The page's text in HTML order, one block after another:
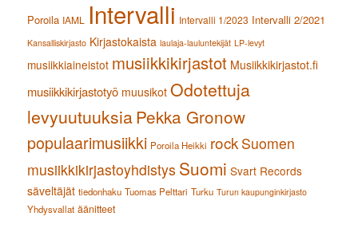
Poroila IAML Intervalli Intervalli 1/2023 Intervalli 2/2021
Kansalliskirjasto Kirjastokaista laulaja-lauluntekijät LP-levyt
musiikkiaineistot musiikkikirjastot Musiikkikirjastot.fi
musiikkikirjastotyö muusikot Odotettuja
levyuutuuksiaPekka Gronow
populaarimusiikki Poroila Heikki rock Suomen
musiikkikirjastoyhdistys Suomi Svart Records
säveltäjät tiedonhaku Tuomas Pelttari Turku Turun kaupunginkirjasto
Yhdysvallat äänitteet